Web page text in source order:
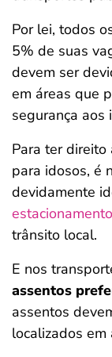
Por lei, todos
5% de suas
devem ser
em áreas que
segurança aos
Para ter direito
para idosos, é
devidamente
trânsito local.
E nos
assentos
assentos
localizados em